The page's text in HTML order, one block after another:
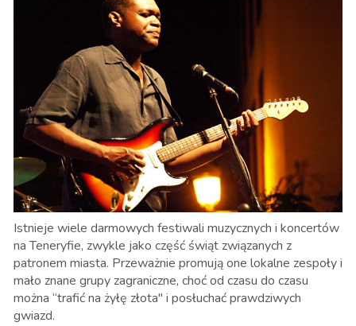
Istnieje wiele darmowych festiwali muzycznych i koncertów
na Teneryfie, zwykle jako część świąt związanych z
patronem miasta. Przeważnie promują one lokalne zespoły i
mało znane grupy zagraniczne, choć od czasu do czasu
można “trafić na żyłę złota" i posłuchać prawdziwych
gwiazd.